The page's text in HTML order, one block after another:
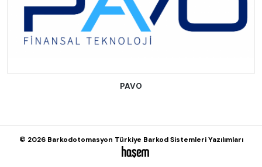
PAVO
© 2026 Barkodotomasyon Türkiye Barkod Sistemleri Yazılımları